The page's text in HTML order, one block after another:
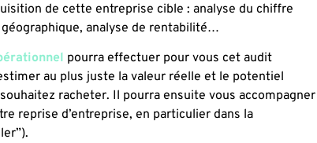
de cette entreprise cible : analyse du chiffre
analyse de rentabilité…
pourra effectuer pour vous cet audit
au plus juste la valeur réelle et le potentiel
racheter. Il pourra ensuite vous accompagner
reprise d’entreprise, en particulier dans la